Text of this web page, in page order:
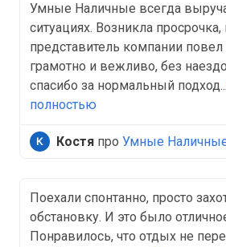
Умные Наличные всегда
ситуациях. Возникла просрочка,
представитель компании повел
грамотно и вежливо, без
спасибо за нормальный подход...
полностью
Костя про Умные
Поехали спонтанно, просто
обстановку. И это было
Понравилось, что отдых не